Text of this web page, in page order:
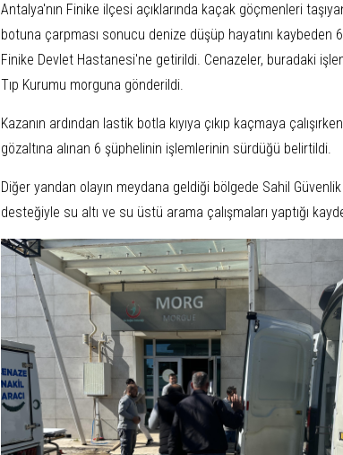
Antalya'nın Finike ilçesi açıklarında kaçak göçmenleri
botuna çarpması sonucu denize düşüp hayatını
Finike Devlet Hastanesi'ne getirildi. Cenazeler, buradaki
Tıp Kurumu morguna gönderildi.
Kazanın ardından lastik botla kıyıya çıkıp kaçmaya
gözaltına alınan 6 şüphelinin işlemlerinin sürdüğü belirtildi.
Diğer yandan olayın meydana geldiği bölgede Sahil
desteğiyle su altı ve su üstü arama çalışmaları yaptığı